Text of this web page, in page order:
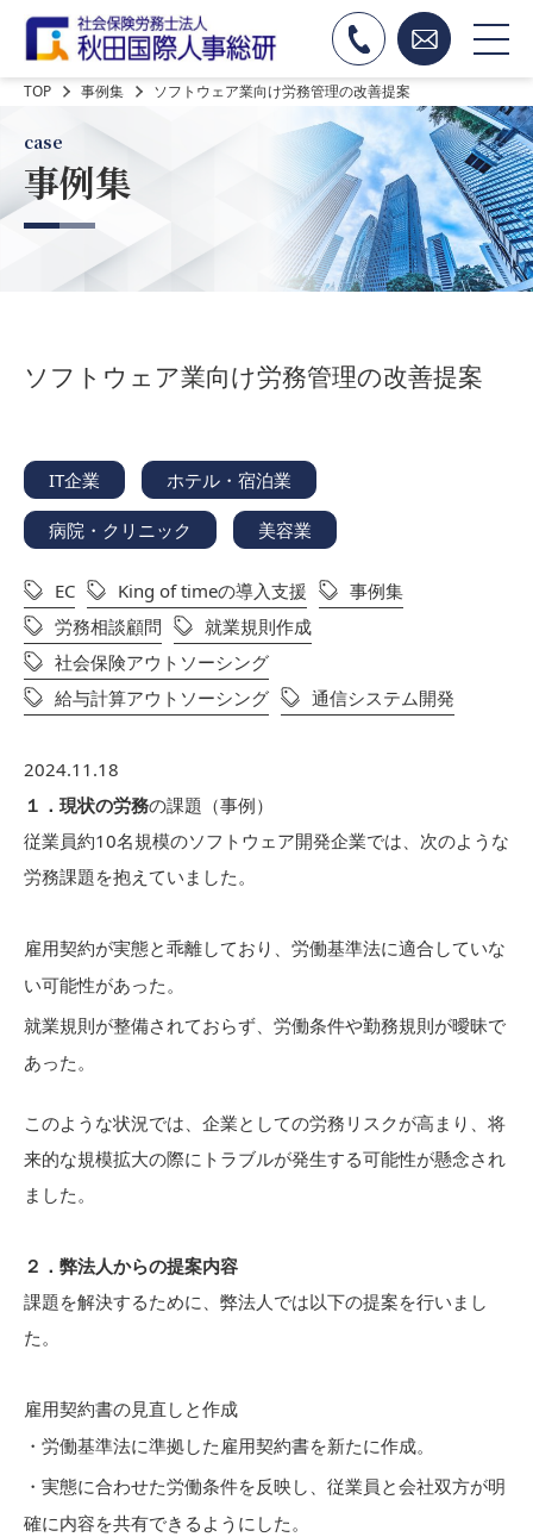
TOP 事例集 ソフトウェア業向け労務管理の改善提案
case
事例集
ソフトウェア業向け労務管理の改善提案
IT企業 ホテル・宿泊業
病院・クリニック 美容業
EC King of timeの導入支援
事例集
労務相談顧問
就業規則作成
社会保険アウトソーシング
給与計算アウトソーシング
通信システム開発
2024.11.18
１．現状の労務の課題（事例）
従業員約10名規模のソフトウェア開発企業では、次のような
労務課題を抱えていました。
雇用契約が実態と乖離しており、労働基準法に適合していな
い可能性があった。
就業規則が整備されておらず、労働条件や勤務規則が曖昧で
あった。
このような状況では、企業としての労務リスクが高まり、将
来的な規模拡大の際にトラブルが発生する可能性が懸念され
ました。
２．弊法人からの提案内容
課題を解決するために、弊法人では以下の提案を行いまし
た。
雇用契約書の見直しと作成
労働基準法に準拠した雇用契約書を新たに作成。
実態に合わせた労働条件を反映し、従業員と会社双方が明
確に内容を共有できるようにした。